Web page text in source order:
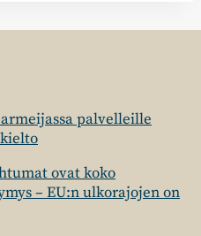
palvelleille
ovat koko
– EU:n ulkorajojen on